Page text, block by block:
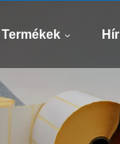
Termékek Hír